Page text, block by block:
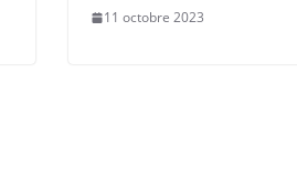
11 octobre 2023